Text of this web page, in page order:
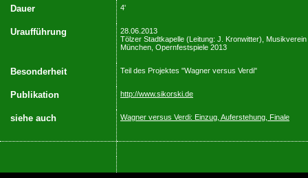
Dauer 4'
Uraufführung
28.06.2013
Tölzer Stadtkapelle (Leitung: J. Kronwitter),
München, Opernfestspiele 2013
Besonderheit Teil des Projektes "Wagner versus Verdi"
Publikation http://www.sikorski.de
siehe auch Wagner versus Verdi: Einzug, Auferstehung, Finale